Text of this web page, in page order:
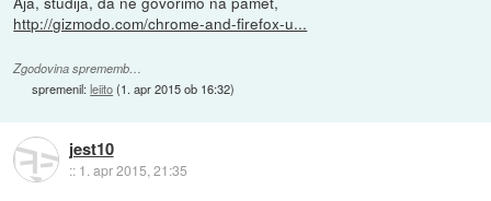
http://gizmodo.com/chrome-and-firefox-u...
Zgodovina sprememb…
spremenil:leiito(1. apr 2015 ob 16:32)
jest10
:: 1. apr 2015, 21:35